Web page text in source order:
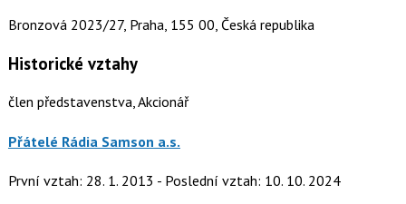
Bronzová 2023/27, Praha, 155 00, Česká republika
Historické vztahy
člen představenstva, Akcionář
Přátelé Rádia Samson a.s.
První vztah: 28. 1. 2013 - Poslední vztah: 10. 10. 2024